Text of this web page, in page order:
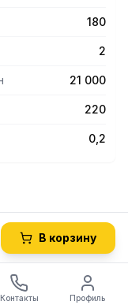
180
2
21 000
220
0,2
В корзину
Контакты Профиль